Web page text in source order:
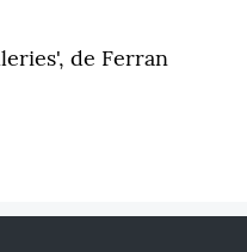
de Ferran